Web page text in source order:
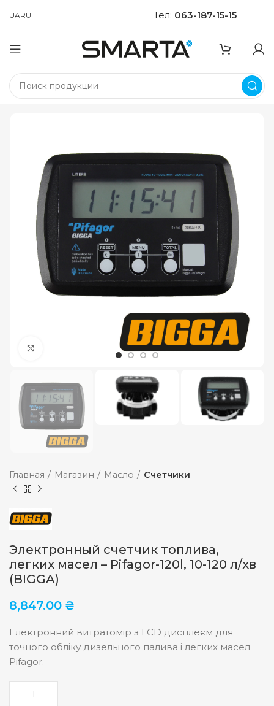
UARU Тел: 063-187-15-15
Главная Магазин Масло Счетчики
Электронный счетчик топлива,
легких масел – Pifagor-120l, 10-120 л/хв
(BIGGA)
8,847.00 ₴
Електронний витратомір з LCD дисплеєм для
точного обліку дизельного палива і легких масел
Pifagor.